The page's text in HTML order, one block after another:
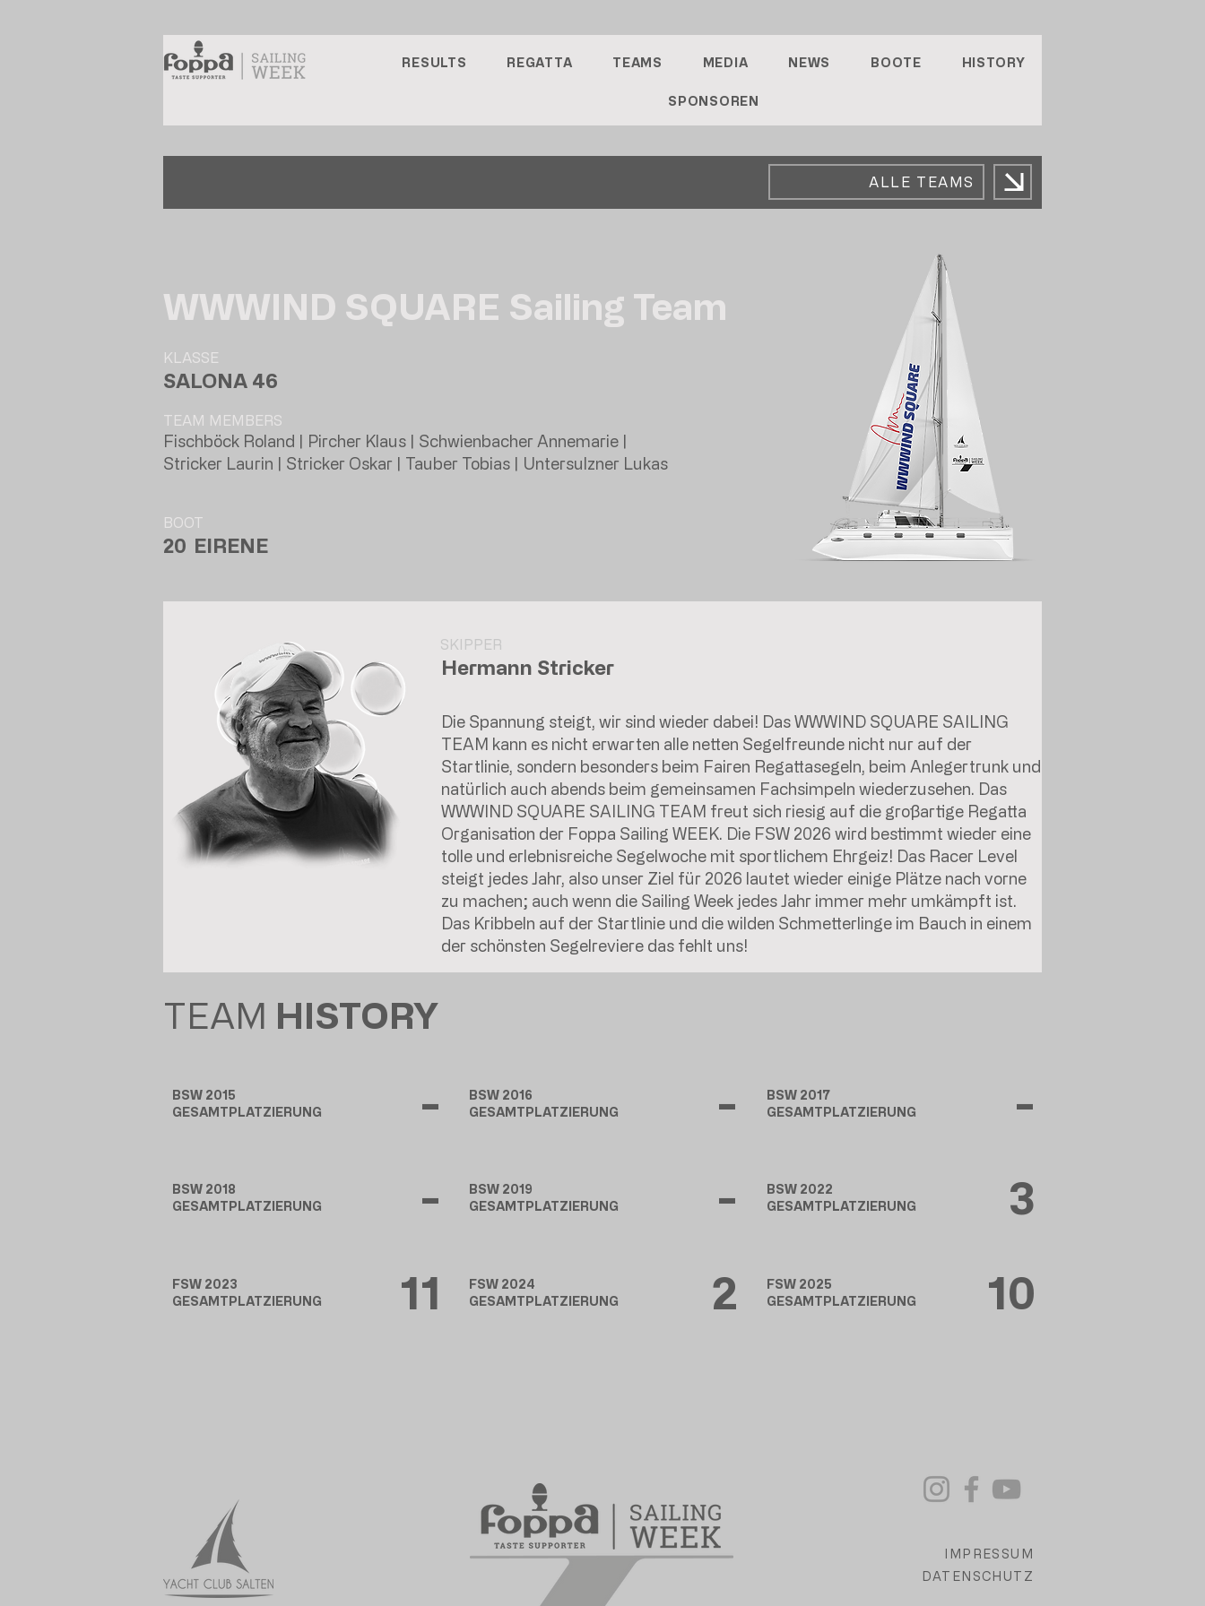
RESULTS REGATTA TEAMS MEDIA NEWS BOOTE HISTORY
SPONSOREN
ALLE TEAMS
WWWIND SQUARE Sailing Team
KLASSE
SALONA 46
TEAM MEMBERS
Fischböck Roland | Pircher Klaus | Schwienbacher Annemarie |
Stricker Laurin | Stricker Oskar | Tauber Tobias | Untersulzner Lukas
BOOT
EIRENE
20
SKIPPER
Hermann Stricker
Die Spannung steigt, wir sind wieder dabei! Das WWWIND SQUARE SAILING
TEAM kann es nicht erwarten alle netten Segelfreunde nicht nur auf der
Startlinie, sondern besonders beim Fairen Regattasegeln, beim Anlegertrunk und
natürlich auch abends beim gemeinsamen Fachsimpeln wiederzusehen. Das
WWWIND SQUARE SAILING TEAM freut sich riesig auf die großartige Regatta
Organisation der Foppa Sailing WEEK. Die FSW 2026 wird bestimmt wieder eine
tolle und erlebnisreiche Segelwoche mit sportlichem Ehrgeiz! Das Racer Level
steigt jedes Jahr, also unser Ziel für 2026 lautet wieder einige Plätze nach vorne
zu machen; auch wenn die Sailing Week jedes Jahr immer mehr umkämpft ist.
Das Kribbeln auf der Startlinie und die wilden Schmetterlinge im Bauch in einem
der schönsten Segelreviere das fehlt uns!
TEAM HISTORY
BSW 2015
GESAMTPLATZIERUNG
-
BSW 2016
GESAMTPLATZIERUNG
-
BSW 2017
GESAMTPLATZIERUNG
-
BSW 2018
GESAMTPLATZIERUNG
-
BSW 2019
GESAMTPLATZIERUNG
-
BSW 2022
GESAMTPLATZIERUNG
3
FSW 2023
GESAMTPLATZIERUNG
11
FSW 2024
GESAMTPLATZIERUNG
2
FSW 2025
GESAMTPLATZIERUNG
10
IMPRESSUM
DATENSCHUTZ